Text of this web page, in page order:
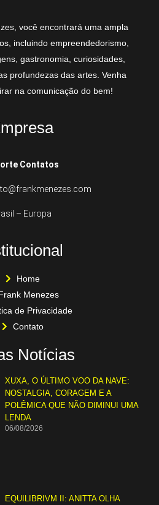
você encontrará uma ampla
incluindo empreendedorismo,
gastronomia, curiosidades,
profundezas das artes. Venha
na comunicação do bem!
Contatos
– Europa
Home
Menezes
de Privacidade
Contato
Notícias
XUXA, O ÚLTIMO VOO DA NAVE:
NOSTALGIA, CORAGEM E A
POLÊMICA QUE NÃO DIMINUI UMA
LENDA
06/08/2026
EQUILIBRIVM II: ANITTA OLHA